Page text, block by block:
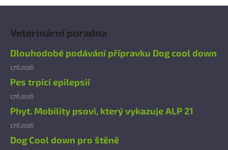
Veterinární poradna
Dlouhodobé podávání přípravku Dog cool down
17.6.2016
Pes trpící epilepsií
17.6.2016
Phyt. Mobility psovi, který vykazuje ALP 21
17.6.2016
Dog Cool down pro štěně